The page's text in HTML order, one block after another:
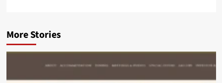
More Stories